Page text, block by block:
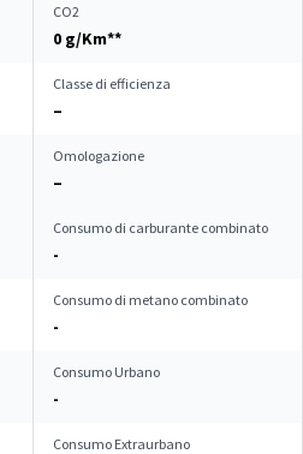
CO2
0 g/Km**
Classe di efficienza
–
Omologazione
–
Consumo di carburante combinato
-
Consumo di metano combinato
-
Consumo Urbano
-
Consumo Extraurbano